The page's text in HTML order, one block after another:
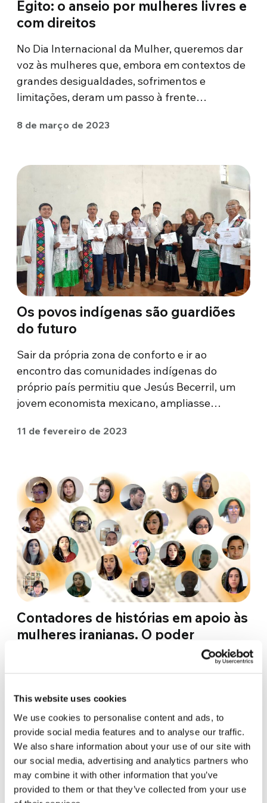
This website uses cookies
We use cookies to personalise content and ads, to
provide social media features and to analyse our traffic.
We also share information about your use of our site with
our social media, advertising and analytics partners who
may combine it with other information that you’ve
provided to them or that they’ve collected from your use
Egito: o anseio por mulheres livres e
com direitos
No Dia Internacional da Mulher, queremos dar
voz às mulheres que, embora em contextos de
grandes desigualdades, sofrimentos e
limitações, deram um passo à frente…
8 de março de 2023
Os povos indígenas são guardiões
do futuro
Sair da própria zona de conforto e ir ao
encontro das comunidades indígenas do
próprio país permitiu que Jesús Becerril, um
jovem economista mexicano, ampliasse…
11 de fevereiro de 2023
Contadores de histórias em apoio às
mulheres iranianas. O poder
direitos humanos. Vimos cidades inteiras
também…
23 de dezembro de 2022